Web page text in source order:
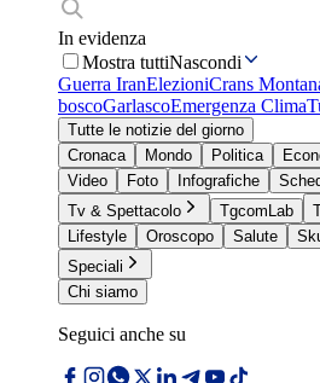
In evidenza
Mostra tuttiNascondi
Guerra IranElezioniCrans
boscoGarlascoEmergenza Clima
Tutte le notizie del giorno
Cronaca
Mondo Politica
Video
Foto Infografiche
Tv & Spettacolo
TgcomLab
Lifestyle
Oroscopo Salute
Speciali
Chi siamo
Seguici anche su